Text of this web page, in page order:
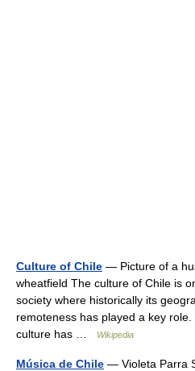
Culture of Chile — Picture of a
wheatfield The culture of Chile is
society where historically its
remoteness has played a key
culture has …
Wikipedia
Música de Chile — Violeta Parra